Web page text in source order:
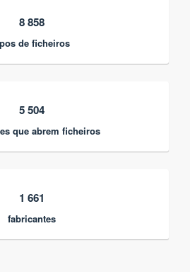
8 858
de ficheiros
5 504
que abrem ficheiros
1 661
fabricantes